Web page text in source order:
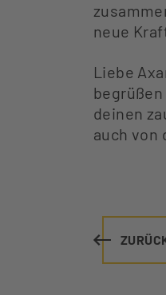
neue
Liebe
deinen
auch von